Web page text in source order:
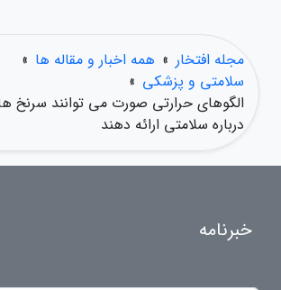
مجله افتخار » همه اخبار و مقاله ها »
سلامتی و پزشکی »
الگوهای حرارتی صورت می توانند سرنخ
درباره سلامتی ارائه دهند
خبرنامه